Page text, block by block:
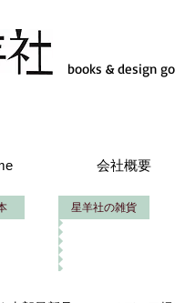
books & design
会社概要
星羊社の雑貨